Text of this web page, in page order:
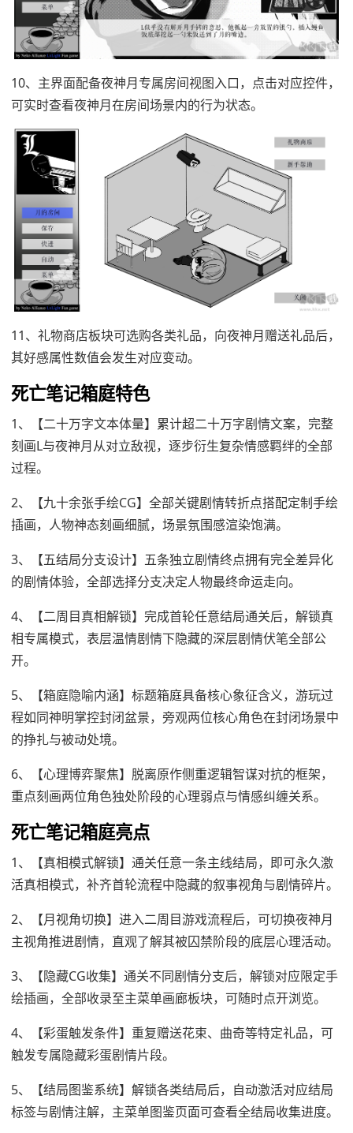
10、主界面配备夜神月专属房间视图入口，点击对应控件，
可实时查看夜神月在房间场景内的行为状态。
11、礼物商店板块可选购各类礼品，向夜神月赠送礼品后，
其好感属性数值会发生对应变动。
死亡笔记箱庭特色
1、【二十万字文本体量】累计超二十万字剧情文案，完整
刻画L与夜神月从对立敌视，逐步衍生复杂情感羁绊的全部
过程。
2、【九十余张手绘CG】全部关键剧情转折点搭配定制手绘
插画，人物神态刻画细腻，场景氛围感渲染饱满。
3、【五结局分支设计】五条独立剧情终点拥有完全差异化
的剧情体验，全部选择分支决定人物最终命运走向。
4、【二周目真相解锁】完成首轮任意结局通关后，解锁真
相专属模式，表层温情剧情下隐藏的深层剧情伏笔全部公
开。
5、【箱庭隐喻内涵】标题箱庭具备核心象征含义，游玩过
程如同神明掌控封闭盆景，旁观两位核心角色在封闭场景中
的挣扎与被动处境。
6、【心理博弈聚焦】脱离原作侧重逻辑智谋对抗的框架，
重点刻画两位角色独处阶段的心理弱点与情感纠缠关系。
死亡笔记箱庭亮点
1、【真相模式解锁】通关任意一条主线结局，即可永久激
活真相模式，补齐首轮流程中隐藏的叙事视角与剧情碎片。
2、【月视角切换】进入二周目游戏流程后，可切换夜神月
主视角推进剧情，直观了解其被囚禁阶段的底层心理活动。
3、【隐藏CG收集】通关不同剧情分支后，解锁对应限定手
绘插画，全部收录至主菜单画廊板块，可随时点开浏览。
4、【彩蛋触发条件】重复赠送花束、曲奇等特定礼品，可
触发专属隐藏彩蛋剧情片段。
5、【结局图鉴系统】解锁各类结局后，自动激活对应结局
标签与剧情注解，主菜单图鉴页面可查看全结局收集进度。